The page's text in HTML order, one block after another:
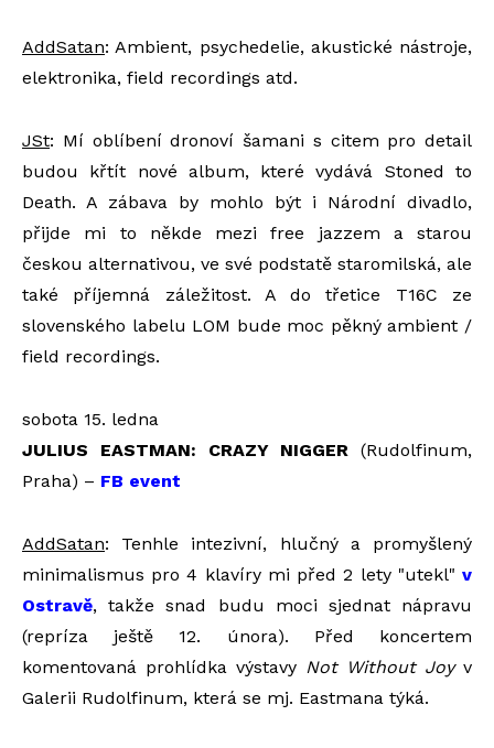
AddSatan: Ambient, psychedelie, akustické nástroje,
elektronika, field recordings atd.
JSt: Mí oblíbení dronoví šamani s citem pro detail
budou křtít nové album, které vydává Stoned to
Death. A zábava by mohlo být i Národní divadlo,
přijde mi to někde mezi free jazzem a starou
českou alternativou, ve své podstatě staromilská, ale
také příjemná záležitost. A do třetice T16C ze
slovenského labelu LOM bude moc pěkný ambient /
field recordings.
sobota 15. ledna
JULIUS EASTMAN: CRAZY NIGGER (Rudolfinum,
Praha) – FB event
AddSatan: Tenhle intezivní, hlučný a promyšlený
minimalismus pro 4 klavíry mi před 2 lety "utekl" v
Ostravě, takže snad budu moci sjednat nápravu
(repríza ještě 12. února). Před koncertem
komentovaná prohlídka výstavy Not Without Joy v
Galerii Rudolfinum, která se mj. Eastmana týká.